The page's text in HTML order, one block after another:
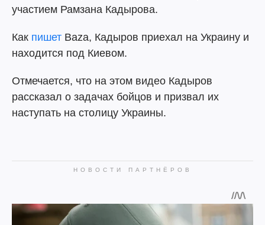
участием Рамзана Кадырова.
Как пишет Baza, Кадыров приехал на Украину и
находится под Киевом.
Отмечается, что на этом видео Кадыров
рассказал о задачах бойцов и призвал их
наступать на столицу Украины.